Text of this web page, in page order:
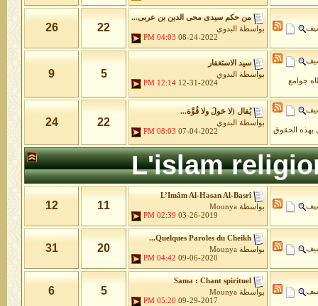
من حكم سيدى محى الدين بن عربى...
بواسطة
البدوي
08-24-2022
04:03 PM
22
26
جوامع
سيد الاستغفار
بواسطة
البدوي
12-31-2024
12:14 PM
5
9
بهذه الحقوق
يُقال (لا حَولَ ولا قُوَّة...
بواسطة
البدوي
07-04-2022
08:03 PM
22
24
L'islam
L’Imâm Al-Hasan Al-Basrî
بواسطة Mounya
03-26-2019
02:39 PM
11
12
Quelques Paroles du Cheikh...
بواسطة Mounya
09-06-2020
04:42 PM
20
31
Sama : Chant spirituel
بواسطة Mounya
09-29-2017
05:20 PM
5
6